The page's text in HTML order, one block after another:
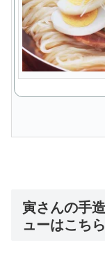
寅さんの手
ューはこちら